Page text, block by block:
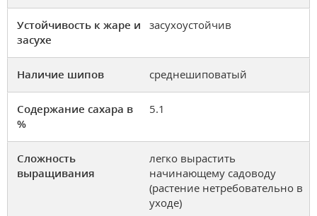
Устойчивость к жаре и
засухе
засухоустойчив
Наличие шипов среднешиповатый
Содержание сахара в
%
5.1
Сложность
выращивания
легко вырастить
начинающему садоводу
(растение нетребовательно в
уходе)